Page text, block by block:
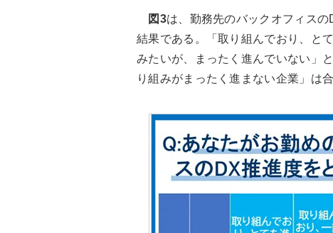
図3は、勤務先のバックオフィス
結果である。「取り組んでおり、と
みたいが、まったく進んでいない」
り組みがまったく進まない企業」は